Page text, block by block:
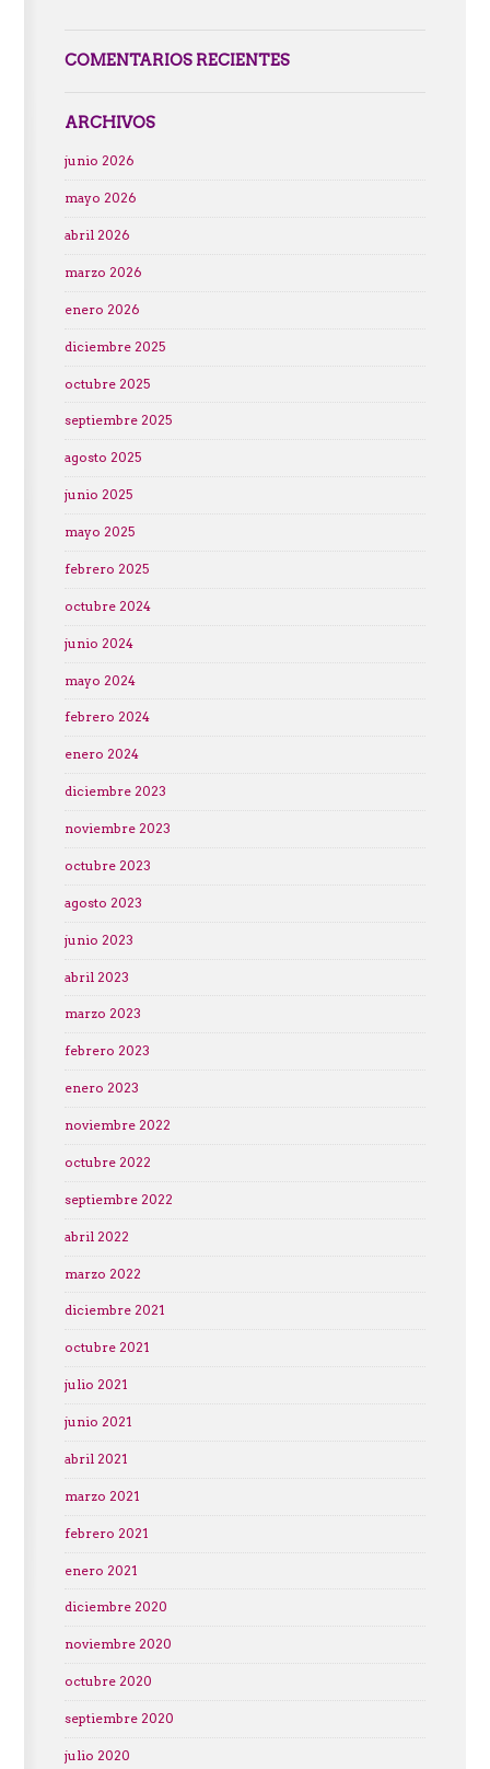
COMENTARIOS RECIENTES
ARCHIVOS
junio 2026
mayo 2026
abril 2026
marzo 2026
enero 2026
diciembre 2025
octubre 2025
septiembre 2025
agosto 2025
junio 2025
mayo 2025
febrero 2025
octubre 2024
junio 2024
mayo 2024
febrero 2024
enero 2024
diciembre 2023
noviembre 2023
octubre 2023
agosto 2023
junio 2023
abril 2023
marzo 2023
febrero 2023
enero 2023
noviembre 2022
octubre 2022
septiembre 2022
abril 2022
marzo 2022
diciembre 2021
octubre 2021
julio 2021
junio 2021
abril 2021
marzo 2021
febrero 2021
enero 2021
diciembre 2020
noviembre 2020
octubre 2020
septiembre 2020
julio 2020